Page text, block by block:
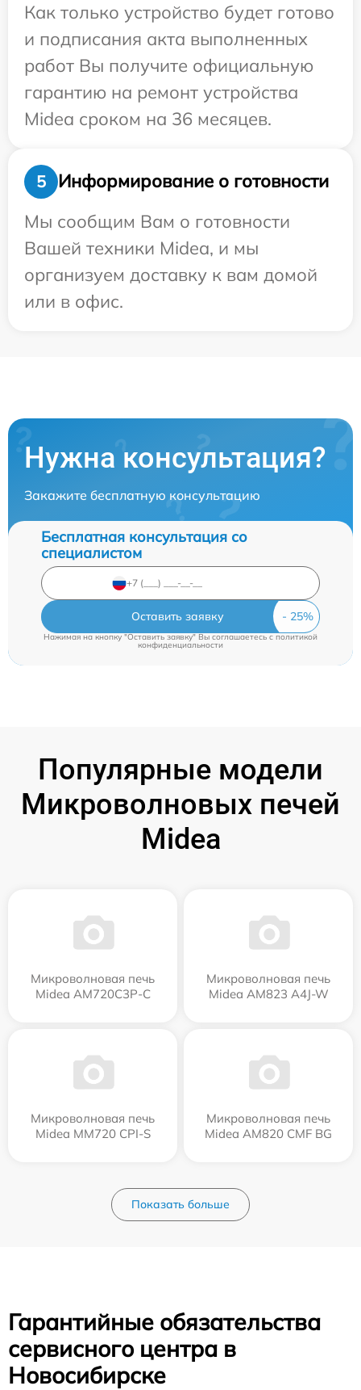
Как только устройство будет готово
и подписания акта выполненных
работ Вы получите официальную
гарантию на ремонт устройства
Midea сроком на 36 месяцев.
5
Информирование о готовности
Мы сообщим Вам о готовности
Вашей техники Midea, и мы
организуем доставку к вам домой
или в офис.
Нужна консультация?
Закажите бесплатную консультацию
Бесплатная консультация со
специалистом
Оставить заявку
Нажимая на кнопку "Оставить заявку" Вы соглашаетесь cполитикой
конфиденциальности
Популярные модели
Микроволновых печей
Midea
Микроволновая печь
Midea AM720C3P-C
Микроволновая печь
Midea AM823 A4J-W
Микроволновая печь
Midea MM720 CPI-S
Микроволновая печь
Midea AM820 CMF BG
Показать больше
Гарантийные обязательства
сервисного центра в
Новосибирске